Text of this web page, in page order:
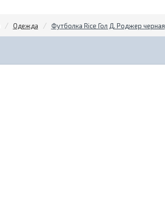
Одежда Футболка Rice Гол Д. Роджер черная